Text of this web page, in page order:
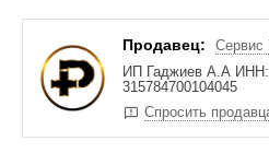
Продавец:
ИП Гаджиев А.А
315784700104045
Спросить